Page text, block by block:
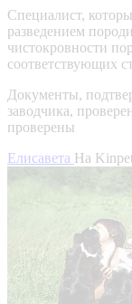
Специалист,
разведением
чистокровности
соответствующих
Документы,
заводчика,
проверены
Елисавета На